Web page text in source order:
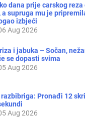
dana prije carskog reza
a supruga mu je
izbjeći
Aug 2026
i jabuka – Sočan,
se dopasti svima
Aug 2026
Pronađi 12
Aug 2026